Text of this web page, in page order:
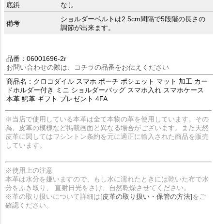
底鋲
なし
備考
ショルダーベルトは2.5cm間隔で5段階の長さの
調節が出来ます。
品番：06001696-2r
お問い合わせの際は、コチラの品番をお伝えください
商品名：クロコダイル スマホ ポーチ ポシェット マット 加工 カー
ドホルダー付き ミニ ショルダーバッグ スマホ入れ スマホケース
本革 鰐革 ギフト プレゼント 4FA
※当店で使用している本革は全て本物の革を使用しています。その
為、皮革の模様など掲載画面と異なる場合がございます。また天然
皮革に関してはワシントン条約を元に適正に輸入された商品を販売
しています。
※使用上の注意
本革は水分を嫌いますので、もし水に濡れたときには乾いた布で水
分をふき取り、 直射日光をさけ、自然乾燥させてください。
※革の取り扱いについて詳細は[皮革の取り扱い・保管の方法]をご
確認ください。